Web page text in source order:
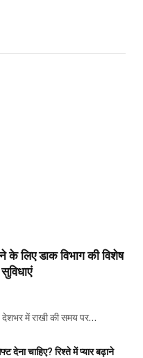
के लिए डाक विभाग की विशेष
देशभर में राखी की समय पर…
देना चाहिए? रिश्ते में प्यार बढ़ाने